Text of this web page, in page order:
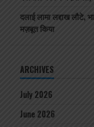
दलाई लामा लद्दाख लौटे,
मज़बूत किया
ARCHIVES
July 2026
June 2026